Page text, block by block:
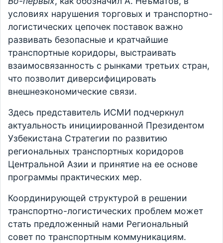
условиях нарушения торговых и транспортно-
логистических цепочек поставок важно
развивать безопасные и кратчайшие
транспортные коридоры, выстраивать
взаимосвязанность с рынками третьих стран,
что позволит диверсифицировать
внешнеэкономические связи.
Здесь представитель ИСМИ подчеркнул
актуальность инициированной Президентом
Узбекистана Стратегии по развитию
региональных транспортных коридоров
Центральной Азии и принятие на ее основе
программы практических мер.
Координирующей структурой в решении
транспортно-логистических проблем может
стать предложенный нами Региональный
совет по транспортным коммуникациям.